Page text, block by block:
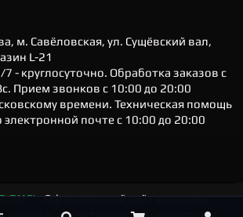
м. Савёловская, ул. Сущёвский вал,
L-21
- круглосуточно. Обработка заказов с
Прием звонков с 10:00 до 20:00
времени. Техническая помощь
электронной почте с 10:00 до 20:00
™- Официальный сайт магазина
техники и электроники. Компьютеры